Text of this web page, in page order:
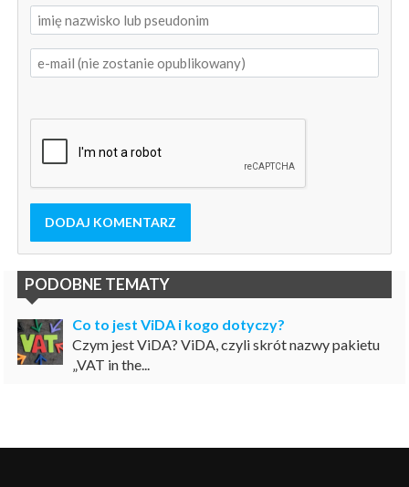
DODAJ KOMENTARZ
PODOBNE TEMATY
Co to jest ViDA i kogo dotyczy?
Czym jest ViDA? ViDA, czyli skrót nazwy pakietu
„VAT in the...